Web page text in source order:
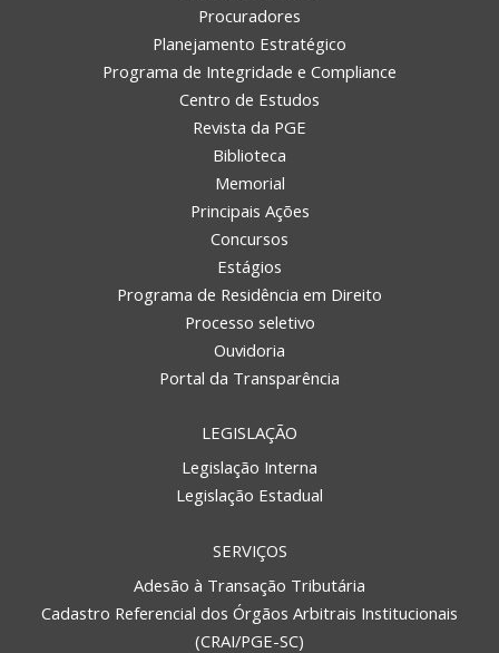
Procuradores
Planejamento Estratégico
Programa de Integridade e Compliance
Centro de Estudos
Revista da PGE
Biblioteca
Memorial
Principais Ações
Concursos
Estágios
Programa de Residência em Direito
Processo seletivo
Ouvidoria
Portal da Transparência
LEGISLAÇÃO
Legislação Interna
Legislação Estadual
SERVIÇOS
Adesão à Transação Tributária
Cadastro Referencial dos Órgãos Arbitrais Institucionais
(CRAI/PGE-SC)